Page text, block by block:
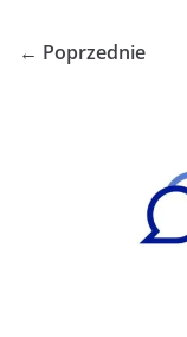
← Poprzednie